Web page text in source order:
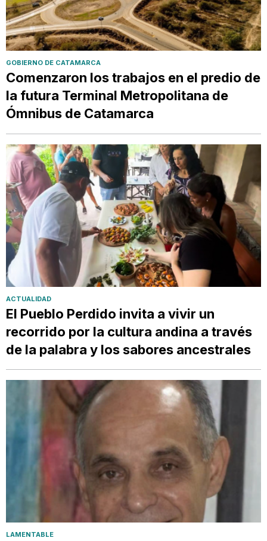
GOBIERNO DE CATAMARCA
Comenzaron los trabajos en el predio de
la futura Terminal Metropolitana de
Ómnibus de Catamarca
ACTUALIDAD
El Pueblo Perdido invita a vivir un
recorrido por la cultura andina a través
de la palabra y los sabores ancestrales
LAMENTABLE